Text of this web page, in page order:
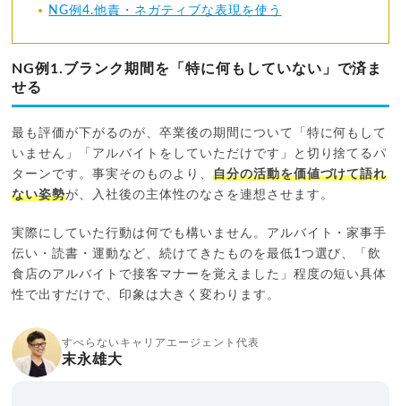
NG例4.他責・ネガティブな表現を使う
NG例1.ブランク期間を「特に何もしていない」で済ま
せる
最も評価が下がるのが、卒業後の期間について「特に何もして
いません」「アルバイトをしていただけです」と切り捨てるパ
ターンです。事実そのものより、 自分の活動を価値づけて語れ
ない姿勢が、入社後の主体性のなさを連想させます。
実際にしていた行動は何でも構いません。アルバイト・家事手
伝い・読書・運動など、続けてきたものを最低1つ選び、「飲
食店のアルバイトで接客マナーを覚えました」程度の短い具体
性で出すだけで、印象は大きく変わります。
すべらないキャリアエージェント代表
末永雄大